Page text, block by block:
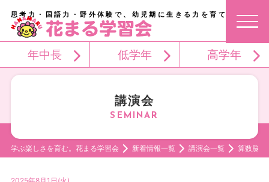
思考力・国語力・野外体験で、幼児期に生きる力を育てる。
年中長 低学年 高学年
講演会
学ぶ楽しさを育む。花まる学習会 新着情報一覧 講演会一覧 算数脳の